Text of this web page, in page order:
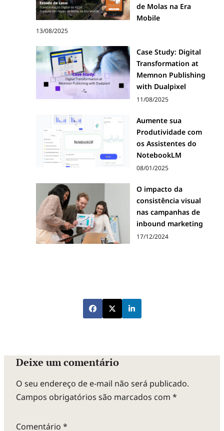
de Molas na Era
Mobile
13/08/2025
Case Study: Digital
Transformation at
Memnon Publishing
with Dualpixel
11/08/2025
Aumente sua
Produtividade com
os Assistentes do
NotebookLM
08/01/2025
O impacto da
consistência visual
nas campanhas de
inbound marketing
17/12/2024
Deixe um comentário
O seu endereço de e-mail não será publicado.
Campos obrigatórios são marcados com *
Comentário *